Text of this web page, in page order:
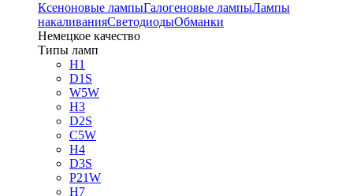
Ксеноновые лампыГалогеновые лампыЛампы
накаливанияСветодиодыОбманки
Немецкое качество
Типы ламп
H1
D1S
W5W
H3
D2S
C5W
H4
D3S
P21W
H7